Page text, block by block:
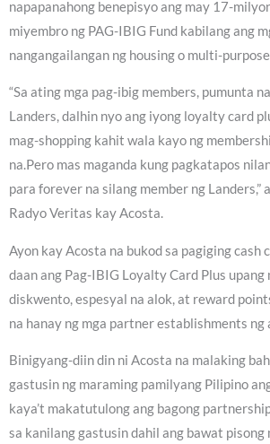
napapanahong benepisyo ang may 17-
miyembro ng PAG-IBIG Fund kabilang ang
nangangailangan ng housing o multi-
“Sa ating mga pag-ibig members, pumunta
Landers, dalhin nyo ang iyong loyalty card
mag-shopping kahit wala kayo ng
na.Pero mas maganda kung pagkatapos
para forever na silang member ng Landers,”
Radyo Veritas kay Acosta.
Ayon kay Acosta na bukod sa pagiging cash
daan ang Pag-IBIG Loyalty Card Plus upang
diskwento, espesyal na alok, at reward
na hanay ng mga partner establishments ng
Binigyang-diin din ni Acosta na malaking
gastusin ng maraming pamilyang Pilipino
kaya’t makatutulong ang bagong
sa kanilang gastusin dahil ang bawat pisong